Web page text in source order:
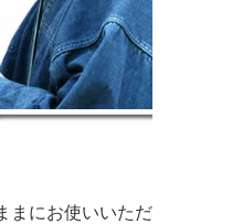
まにお使いいただ